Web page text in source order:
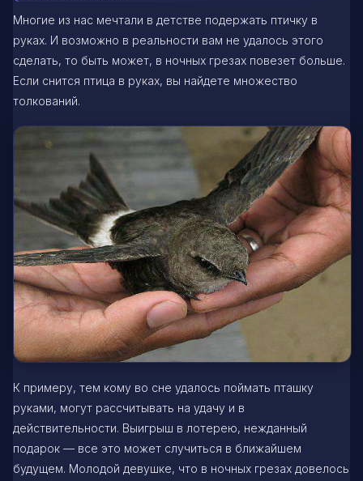
Многие из нас мечтали в детстве подержать птичку в
руках. И возможно в реальности вам не удалось этого
сделать, то быть может, в ночных грезах повезет больше.
Если снится птица в руках, вы найдете множество
толкований.
К примеру, тем кому во сне удалось поймать пташку
руками, могут рассчитывать на удачу и в
действительности. Выигрыш в лотерею, нежданный
подарок — все это может случиться в ближайшем
будущем. Молодой девушке, что в ночных грезах довелось